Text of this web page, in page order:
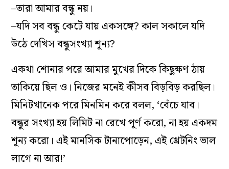
–তারা আমার বন্ধু নয়।
–যদি সব বন্ধু কেটে যায় একসঙ্গে? কাল সকালে যদি
উঠে দেখিস বন্ধুসংখ্যা শূন্য?
একথা শোনার পরে আমার মুখের দিকে কিছুক্ষণ ঠায়
তাকিয়ে ছিল ও। নিজের মনেই কীসব বিড়বিড় করছিল।
মিনিটখানেক পরে মিনমিন করে বলল, ‘বেঁচে যাব।
বন্ধুর সংখ্যা হয় লিমিট না রেখে পূর্ণ করো, না হয় একদম
শূন্য করো। এই মানসিক টানাপোড়েন, এই থ্রেটনিং ভাল
লাগে না আর!’